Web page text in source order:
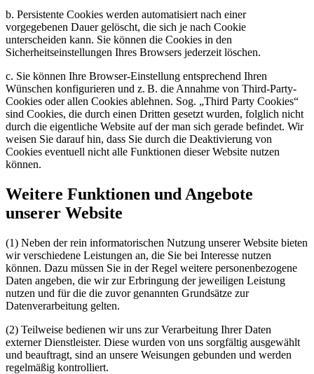
b. Persistente Cookies werden automatisiert nach einer
vorgegebenen Dauer gelöscht, die sich je nach Cookie
unterscheiden kann. Sie können die Cookies in den
Sicherheitseinstellungen Ihres Browsers jederzeit löschen.
c. Sie können Ihre Browser-Einstellung entsprechend Ihren
Wünschen konfigurieren und z. B. die Annahme von Third-Party-
Cookies oder allen Cookies ablehnen. Sog. „Third Party Cookies“
sind Cookies, die durch einen Dritten gesetzt wurden, folglich nicht
durch die eigentliche Website auf der man sich gerade befindet. Wir
weisen Sie darauf hin, dass Sie durch die Deaktivierung von
Cookies eventuell nicht alle Funktionen dieser Website nutzen
können.
Weitere Funktionen und Angebote
unserer Website
(1) Neben der rein informatorischen Nutzung unserer Website bieten
wir verschiedene Leistungen an, die Sie bei Interesse nutzen
können. Dazu müssen Sie in der Regel weitere personenbezogene
Daten angeben, die wir zur Erbringung der jeweiligen Leistung
nutzen und für die die zuvor genannten Grundsätze zur
Datenverarbeitung gelten.
(2) Teilweise bedienen wir uns zur Verarbeitung Ihrer Daten
externer Dienstleister. Diese wurden von uns sorgfältig ausgewählt
und beauftragt, sind an unsere Weisungen gebunden und werden
regelmäßig kontrolliert.